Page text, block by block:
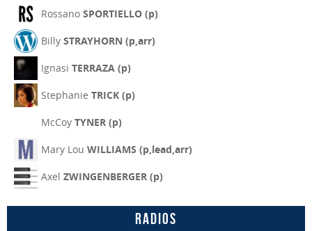
Rossano SPORTIELLO (p)
Billy STRAYHORN (p,arr)
Ignasi TERRAZA (p)
Stephanie TRICK (p)
McCoy TYNER (p)
Mary Lou WILLIAMS (p,lead,arr)
Axel ZWINGENBERGER (p)
Radios